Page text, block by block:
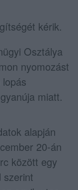
kérik.
Osztálya
nyomozást
miatt.
alapján
20-án
között egy
szerint